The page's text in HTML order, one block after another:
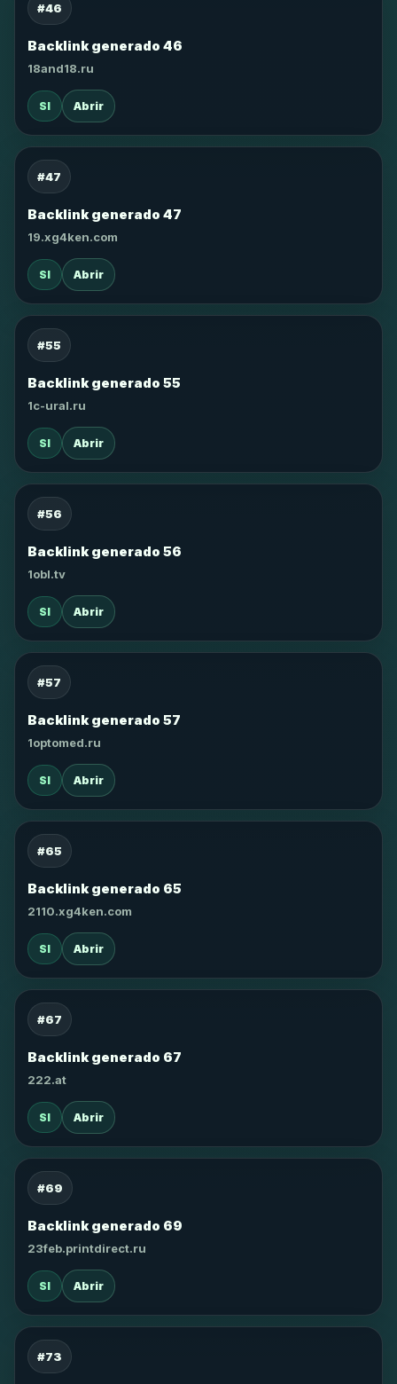
#46
Backlink generado 46
18and18.ru
SI Abrir
#47
Backlink generado 47
19.xg4ken.com
SI Abrir
#55
Backlink generado 55
1c-ural.ru
SI Abrir
#56
Backlink generado 56
1obl.tv
SI Abrir
#57
Backlink generado 57
1optomed.ru
SI Abrir
#65
Backlink generado 65
2110.xg4ken.com
SI Abrir
#67
Backlink generado 67
222.at
SI Abrir
#69
Backlink generado 69
23feb.printdirect.ru
SI Abrir
#73